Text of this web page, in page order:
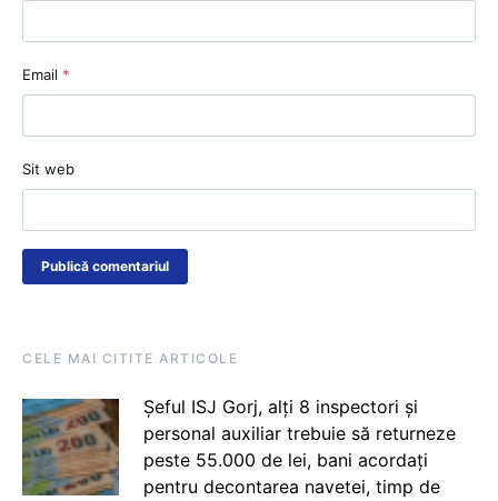
Email *
Sit web
CELE MAI CITITE ARTICOLE
Șeful ISJ Gorj, alți 8 inspectori și
personal auxiliar trebuie să returneze
peste 55.000 de lei, bani acordați
pentru decontarea navetei, timp de